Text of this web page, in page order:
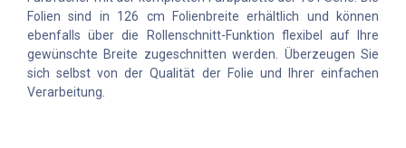
Folien sind in 126 cm Folienbreite erhältlich und können
ebenfalls über die Rollenschnitt-Funktion flexibel auf Ihre
gewünschte Breite zugeschnitten werden. Überzeugen Sie
sich selbst von der Qualität der Folie und Ihrer einfachen
Verarbeitung.